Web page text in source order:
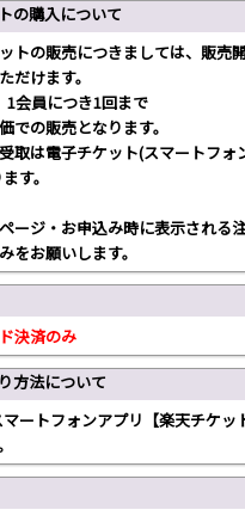
の購入について
トの販売につきましては、販売
だけます。
会員につき1回まで
での販売となります。
取は電子チケット(スマートフォ
す。
ージ・お申込み時に表示される
をお願いします。
決済のみ
方法について
ートフォンアプリ【楽天チケッ